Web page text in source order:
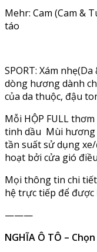
Mehr: Cam (Cam &
táo
SPORT: Xám
dòng hương dành
của da thuộc, đậu
Mỗi HỘP FULL
tinh dầu ️️️ Mùi
tần suất sử dụng
hoạt bởi cửa gió
Mọi thông tin chi
hệ trực tiếp để
———
NGHĨA Ô TÔ –